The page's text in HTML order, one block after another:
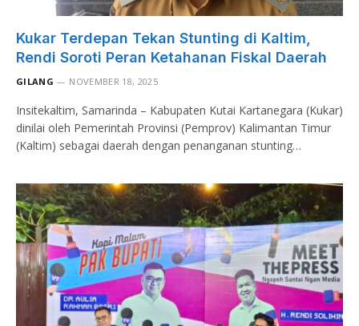
Kukar Terdepan Tekan Stunting di Kaltim,
Rendi Soroti Peran Ketahanan Fiskal Daerah
GILANG NOVEMBER 18, 2025
Insitekaltim, Samarinda – Kabupaten Kutai Kartanegara (Kukar)
dinilai oleh Pemerintah Provinsi (Pemprov) Kalimantan Timur
(Kaltim) sebagai daerah dengan penanganan stunting…